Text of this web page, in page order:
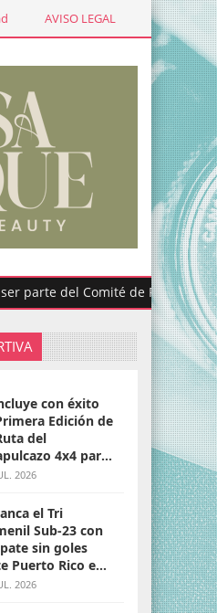
AVISO LEGAL
del Comité de Participación
con éxito
Edición de
del
4x4 para
2026
el Tri
Sub-23 con
sin goles
Puerto Rico en
Domingo 2026
2026